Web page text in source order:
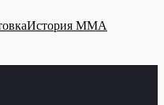
История ММА